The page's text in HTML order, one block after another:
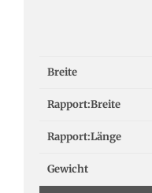
Breite
Rapport:Breite
Rapport:Länge
Gewicht